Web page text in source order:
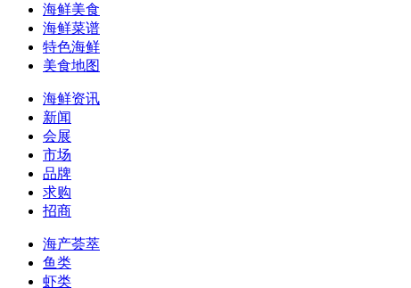
海鲜美食
海鲜菜谱
特色海鲜
美食地图
海鲜资讯
新闻
会展
市场
品牌
求购
招商
海产荟萃
鱼类
虾类